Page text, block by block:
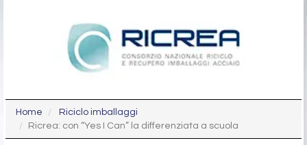
Home
Riciclo imballaggi
Ricrea: con “Yes I Can” la differenziata a scuola